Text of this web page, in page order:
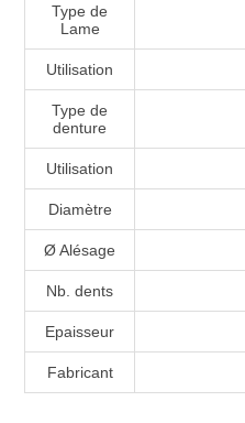
Type de
Lame
Utilisation
Type de
denture
Utilisation
Diamètre
Ø Alésage
Nb. dents
Epaisseur
Fabricant